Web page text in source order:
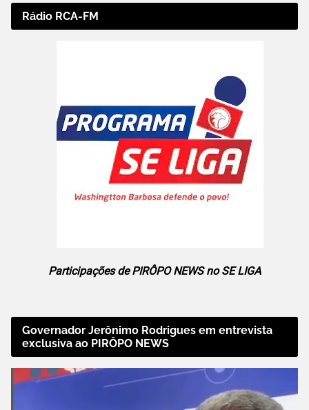
Rádio RCA-FM
Participações de PIRÔPO NEWS no SE LIGA
Governador Jerônimo Rodrigues em entrevista
exclusiva ao PIRÔPO NEWS